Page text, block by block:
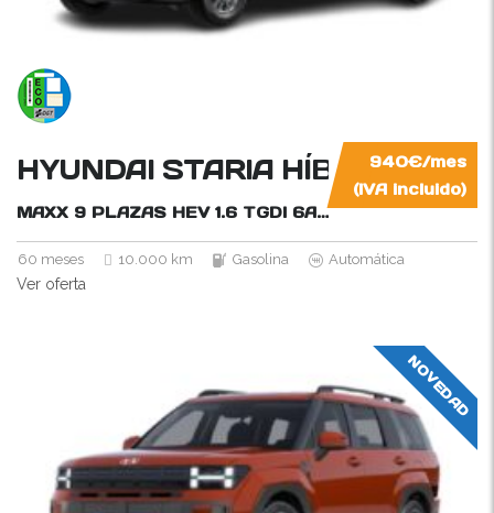
940€/mes
(IVA incluido)
HYUNDAI STARIA HÍBRIDO
MAXX 9 PLAZAS HEV 1.6 TGDI 6AT 225CV
60 meses 10.000 km Gasolina Automática
Ver oferta
NOVEDAD